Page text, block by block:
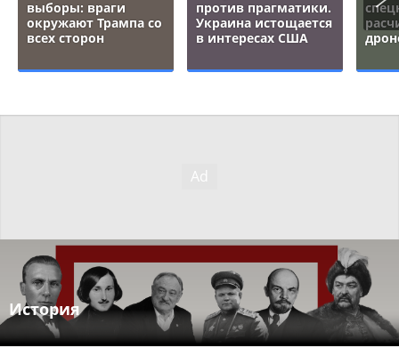
выборы: враги
окружают Трампа со
всех сторон
против прагматики.
Украина истощается
в интересах США
История